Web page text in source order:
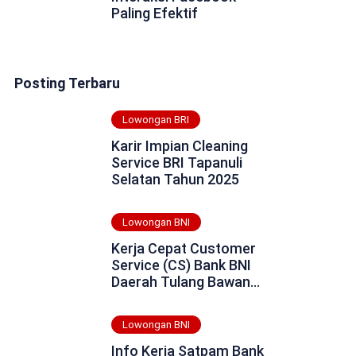
Paling Efektif
Posting Terbaru
Lowongan BRI
Karir Impian Cleaning
Service BRI Tapanuli
Selatan Tahun 2025
Lowongan BNI
Kerja Cepat Customer
Service (CS) Bank BNI
Daerah Tulang Bawang
Lowongan BNI
Info Kerja Satpam Bank